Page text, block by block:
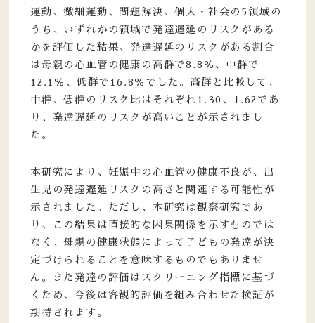
運動、微細運動、問題解決、個人・社会の5領域の
うち、いずれかの領域で発達遅延のリスクがある
かを評価した結果、発達遅延のリスクがある割合
は母親の心血管の健康の高群で8.8％、中群で
12.1％、低群で16.8％でした。高群と比較して、
中群、低群のリスク比はそれぞれ1.30、1.62であ
り、発達遅延のリスクが高いことが示されまし
た。
本研究により、妊娠中の心血管の健康不良が、出
生児の発達遅延リスクの高さと関連する可能性が
示されました。ただし、本研究は観察研究であ
り、この結果は直接的な因果関係を示すものでは
なく、母親の健康状態によって子どもの発達が決
定づけられることを意味するものでもありませ
ん。また発達の評価はスクリーニング指標に基づ
くため、今後は客観的評価を組み合わせた検証が
期待されます。